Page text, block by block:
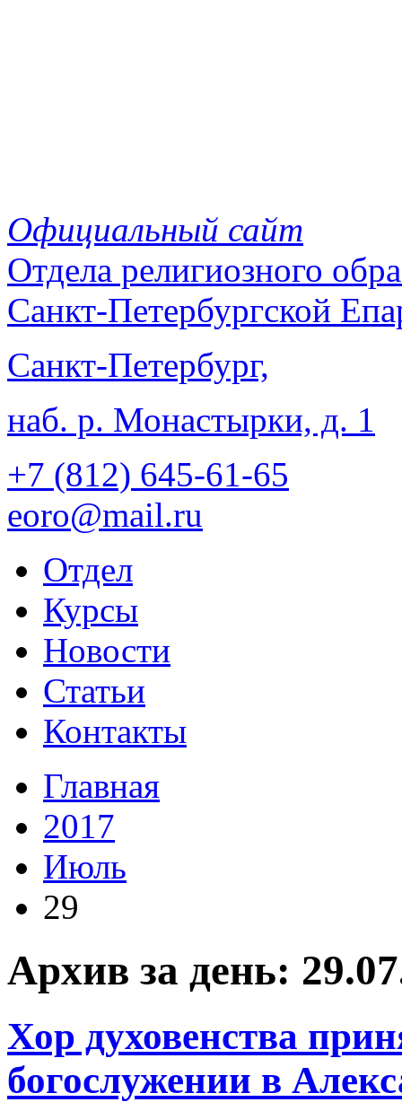
Официальный сайт
Отдела религиозного
Санкт-Петербургской
Санкт-Петербург,
наб. р. Монастырки, д. 1
+7 (812) 645-61-65
eoro@mail.ru
Отдел
Курсы
Новости
Статьи
Контакты
Главная
2017
Июль
29
Архив за день:
Хор духовенства
богослужении в